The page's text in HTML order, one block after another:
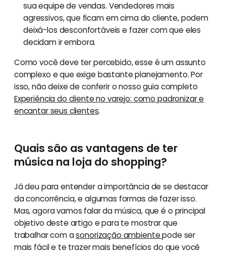
sua equipe de vendas. Vendedores mais
agressivos, que ficam em cima do cliente, podem
deixá-los desconfortáveis e fazer com que eles
decidam ir embora.
Como você deve ter percebido, esse é um assunto
complexo e que exige bastante planejamento. Por
isso, não deixe de conferir o nosso guia completo
Experiência do cliente no varejo: como padronizar e
encantar seus clientes.
Quais são as vantagens de ter
música na loja do shopping?
Já deu para entender a importância de se destacar
da concorrência, e algumas formas de fazer isso.
Mas, agora vamos falar da música, que é o principal
objetivo deste artigo e para te mostrar que
trabalhar com asonorização ambientepode ser
mais fácil e te trazer mais benefícios do que você